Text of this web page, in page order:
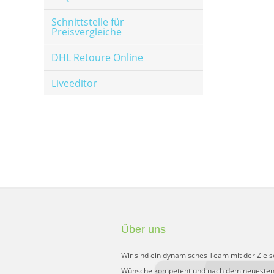
Schnittstelle für
Preisvergleiche
DHL Retoure Online
Liveeditor
Über uns
Wir sind ein dynamisches Team mit der
Wünsche kompetent und nach dem